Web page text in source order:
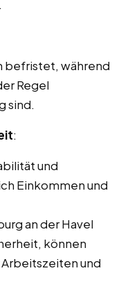
befristet, während
Regel
sind.
:
und
Einkommen und
an der Havel
können
und